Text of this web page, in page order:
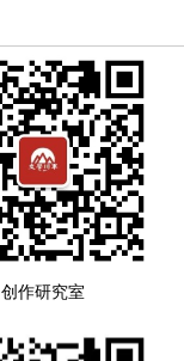
创作研究室